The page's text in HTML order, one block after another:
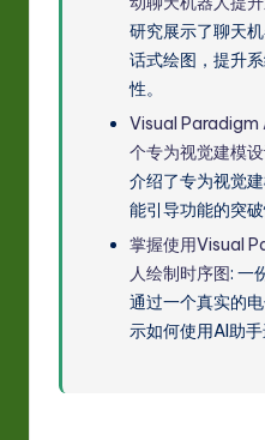
研究展示了聊天
话式绘图，提升
性。
Visual Paradigm
个专为视觉建模
介绍了专为视觉
能引导功能的突破
掌握使用Visual
人绘制时序图: 一
通过一个真实的
示如何使用AI助手